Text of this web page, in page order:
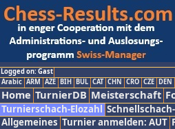
Logged on: Gast
Arabic ARM AZE BIH BUL CAT CHN CRO CZE DEN
Home TurnierDB Meisterschaft
Turnierschach-Elozahl
Allgemeines Turnier anmelden: AUT